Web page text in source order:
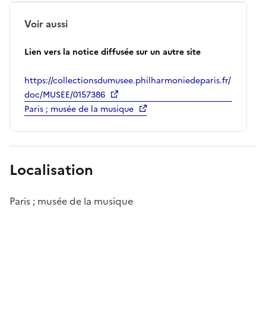
Voir aussi
Lien vers la notice diffusée sur un autre site
https://collectionsdumusee.philharmoniedeparis.fr/
doc/MUSEE/0157386
Paris ; musée de la musique
Localisation
Paris ; musée de la musique